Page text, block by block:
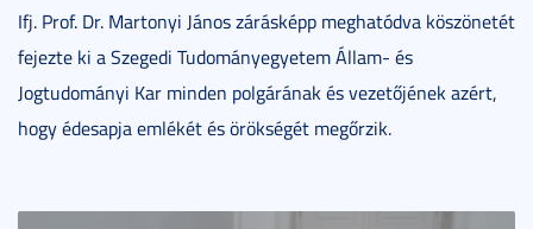
Ifj. Prof. Dr. Martonyi János zárásképp meghatódva köszönetét
fejezte ki a Szegedi Tudományegyetem Állam- és
Jogtudományi Kar minden polgárának és vezetőjének azért,
hogy édesapja emlékét és örökségét megőrzik.